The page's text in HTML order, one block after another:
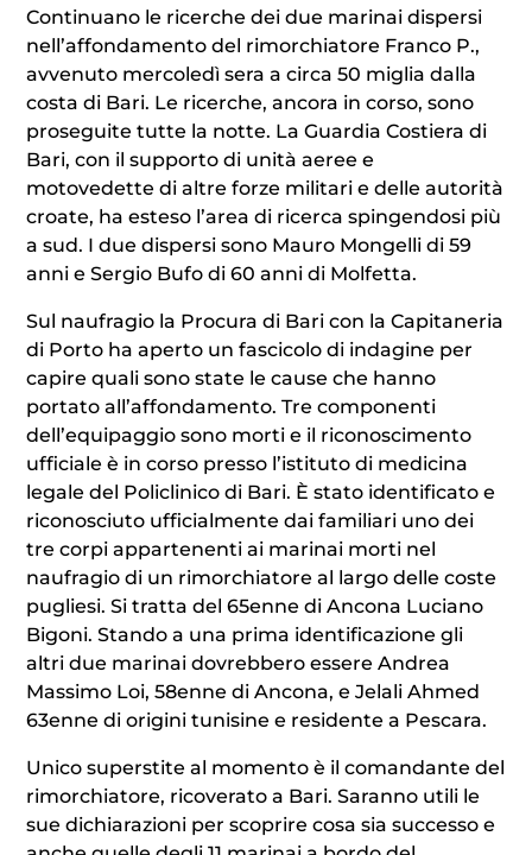
Continuano le ricerche dei due marinai dispersi
nell’affondamento del rimorchiatore Franco P.,
avvenuto mercoledì sera a circa 50 miglia dalla
costa di Bari. Le ricerche, ancora in corso, sono
proseguite tutte la notte. La Guardia Costiera di
Bari, con il supporto di unità aeree e
motovedette di altre forze militari e delle autorità
croate, ha esteso l’area di ricerca spingendosi più
a sud. I due dispersi sono Mauro Mongelli di 59
anni e Sergio Bufo di 60 anni di Molfetta.
Sul naufragio la Procura di Bari con la Capitaneria
di Porto ha aperto un fascicolo di indagine per
capire quali sono state le cause che hanno
portato all’affondamento. Tre componenti
dell’equipaggio sono morti e il riconoscimento
ufficiale è in corso presso l’istituto di medicina
legale del Policlinico di Bari. È stato identificato e
riconosciuto ufficialmente dai familiari uno dei
tre corpi appartenenti ai marinai morti nel
naufragio di un rimorchiatore al largo delle coste
pugliesi. Si tratta del 65enne di Ancona Luciano
Bigoni. Stando a una prima identificazione gli
altri due marinai dovrebbero essere Andrea
Massimo Loi, 58enne di Ancona, e Jelali Ahmed
63enne di origini tunisine e residente a Pescara.
Unico superstite al momento è il comandante del
rimorchiatore, ricoverato a Bari. Saranno utili le
sue dichiarazioni per scoprire cosa sia successo e